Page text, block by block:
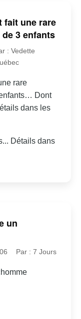
fait une rare
3 enfants
: Vedette
rare
Dont
dans les
Détails dans
un
Par : 7 Jours